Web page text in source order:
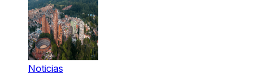
Noticias